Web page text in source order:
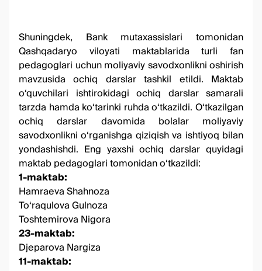
Shuningdek, Bank mutaxassislari tomonidan
Qashqadaryo viloyati maktablarida turli fan
pedagoglari uchun moliyaviy savodxonlikni oshirish
mavzusida ochiq darslar tashkil etildi. Maktab
o‘quvchilari ishtirokidagi ochiq darslar samarali
tarzda hamda ko‘tarinki ruhda o‘tkazildi. O‘tkazilgan
ochiq darslar davomida bolalar moliyaviy
savodxonlikni o‘rganishga qiziqish va ishtiyoq bilan
yondashishdi. Eng yaxshi ochiq darslar quyidagi
maktab pedagoglari tomonidan o‘tkazildi:
1-maktab:
Hamraeva Shahnoza
To‘raqulova Gulnoza
Toshtemirova Nigora
23-maktab:
Djeparova Nargiza
11-maktab: